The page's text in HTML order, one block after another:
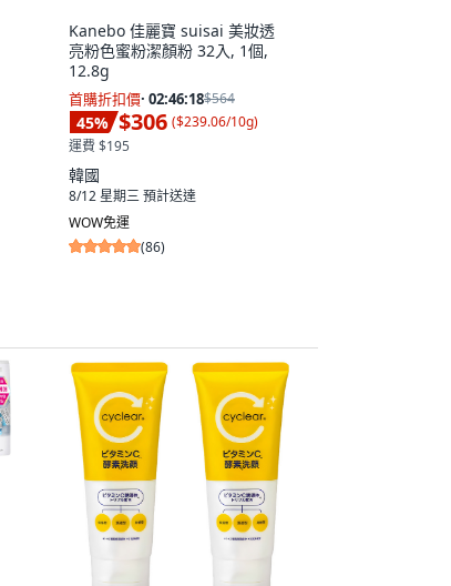
Kanebo 佳麗寶 suisai 美妝透
亮粉色蜜粉潔顏粉 32入, 1個,
12.8g
首購折扣價· 02:46:17$564
45% $306 ($239.06/10g)
運費 $195
韓國
8/12 星期三預計送達
WOW免運
(86)